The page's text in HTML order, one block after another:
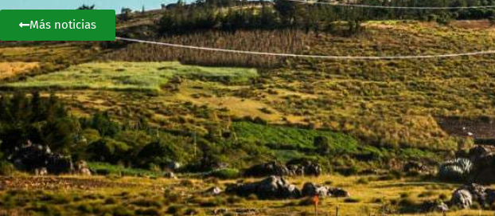
Más noticias